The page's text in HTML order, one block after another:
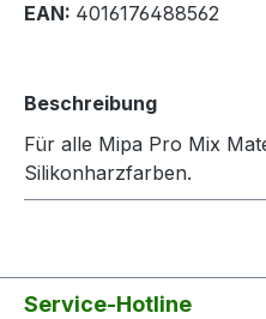
EAN: 4016176488562
Beschreibung
Für alle Mipa Pro Mix
Silikonharzfarben.
Service-Hotline